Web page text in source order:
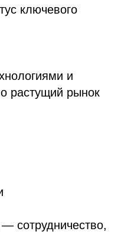
ключевого
и
растущий рынок
сотрудничество,